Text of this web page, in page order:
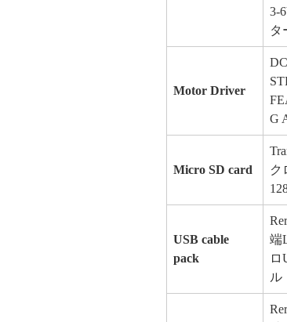
3-
タ
Motor Driver
G
Micro SD card
ク
USB cable
pack
端
ロ
ル